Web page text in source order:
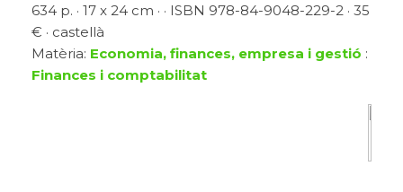
634 p. · 17 x 24 cm · · ISBN 978-84-9048-229-2 · 35
€ · castellà
Matèria: Economia, finances, empresa i gestió :
Finances i comptabilitat